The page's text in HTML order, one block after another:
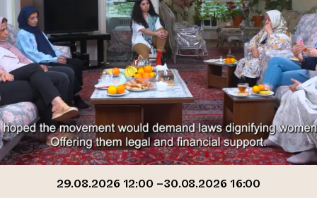
29.08.2026 12:00 –30.08.2026 16:00